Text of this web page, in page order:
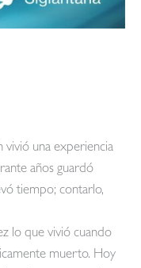
vivió una experiencia
años guardó
tiempo; contarlo,
lo que vivió cuando
muerto. Hoy